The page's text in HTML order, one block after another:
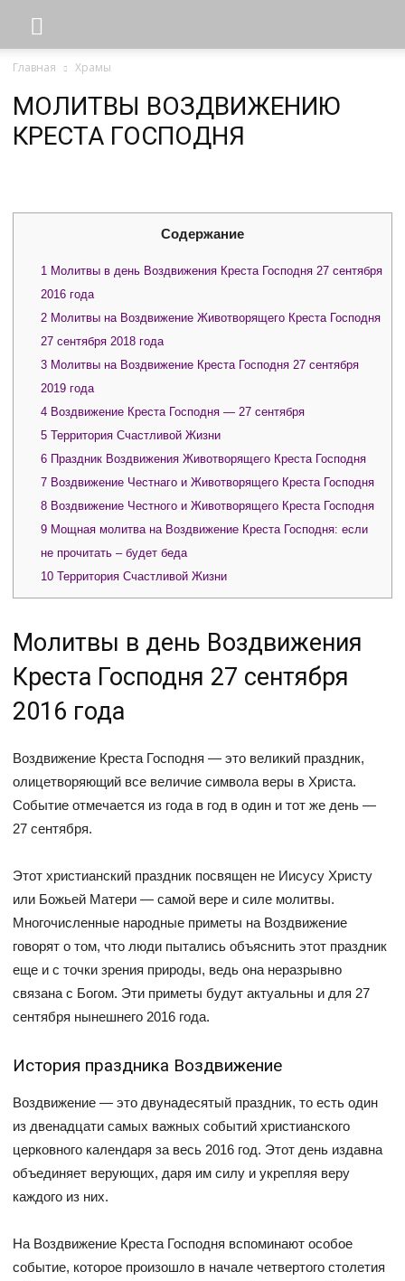
Главная Храмы
МОЛИТВЫ ВОЗДВИЖЕНИЮ
КРЕСТА ГОСПОДНЯ
Содержание
1 Молитвы в день Воздвижения Креста Господня 27 сентября
2016 года
2 Молитвы на Воздвижение Животворящего Креста Господня
27 сентября 2018 года
3 Молитвы на Воздвижение Креста Господня 27 сентября
2019 года
4 Воздвижение Креста Господня — 27 сентября
5 Территория Счастливой Жизни
6 Праздник Воздвижения Животворящего Креста Господня
7 Воздвижение Честнаго и Животворящего Креста Господня
8 Воздвижение Честного и Животворящего Креста Господня
9 Мощная молитва на Воздвижение Креста Господня: если
не прочитать – будет беда
10 Территория Счастливой Жизни
Молитвы в день Воздвижения
Креста Господня 27 сентября
2016 года
Воздвижение Креста Господня — это великий праздник,
олицетворяющий все величие символа веры в Христа.
Событие отмечается из года в год в один и тот же день —
27 сентября.
Этот христианский праздник посвящен не Иисусу Христу
или Божьей Матери — самой вере и силе молитвы.
Многочисленные народные приметы на Воздвижение
говорят о том, что люди пытались объяснить этот праздник
еще и с точки зрения природы, ведь она неразрывно
связана с Богом. Эти приметы будут актуальны и для 27
сентября нынешнего 2016 года.
История праздника Воздвижение
Воздвижение — это двунадесятый праздник, то есть один
из двенадцати самых важных событий христианского
церковного календаря за весь 2016 год. Этот день издавна
объединяет верующих, даря им силу и укрепляя веру
каждого из них.
На Воздвижение Креста Господня вспоминают особое
событие, которое произошло в начале четвертого столетия